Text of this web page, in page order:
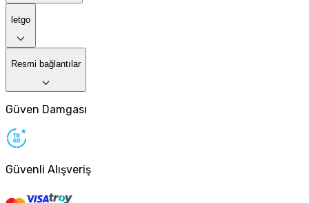
letgo
Resmi bağlantılar
Güven Damgası
Güvenli Alışveriş